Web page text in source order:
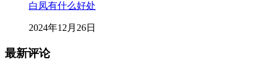
白凤有什么好处
2024年12月26日
最新评论